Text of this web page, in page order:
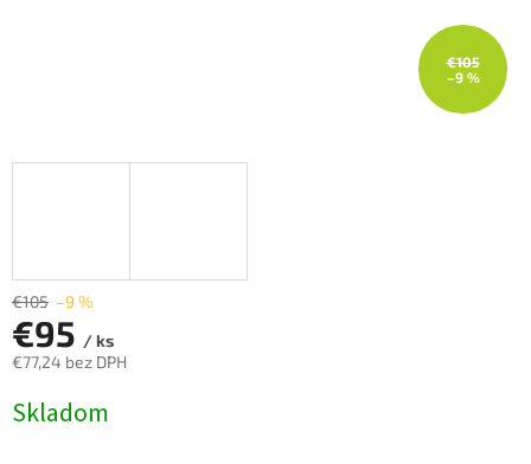
€105
–9 %
€105 –9 %
€95 / ks
€77,24 bez DPH
cena:
Skladom